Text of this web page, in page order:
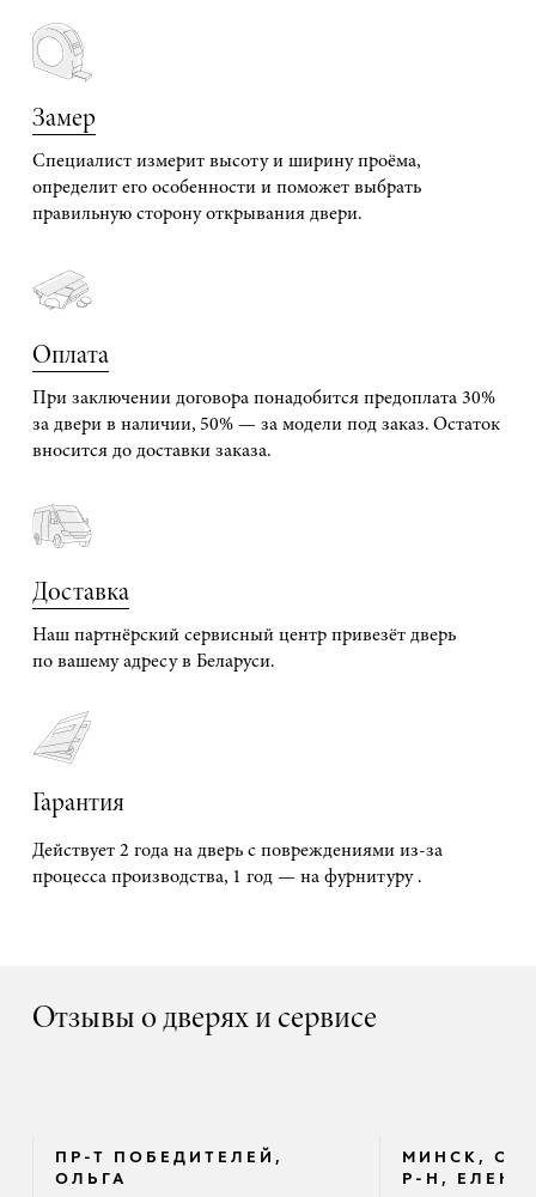
Замер
Специалист измерит высоту и ширину проёма,
определит его особенности и поможет выбрать
правильную сторону открывания двери.
Оплата
При заключении договора понадобится предоплата 30%
за двери в наличии, 50% — за модели под заказ. Остаток
вносится до доставки заказа.
Доставка
Наш партнёрский сервисный центр привезёт дверь
по вашему адресу в Беларуси.
Гарантия
Действует 2 года на дверь с повреждениями из-за
процесса производства, 1 год — на фурнитуру .
Отзывы о дверях и сервисе
ПР-Т ПОБЕДИТЕЛЕЙ,
ОЛЬГА
МИНСК,
Р-Н, ЕЛЕНА